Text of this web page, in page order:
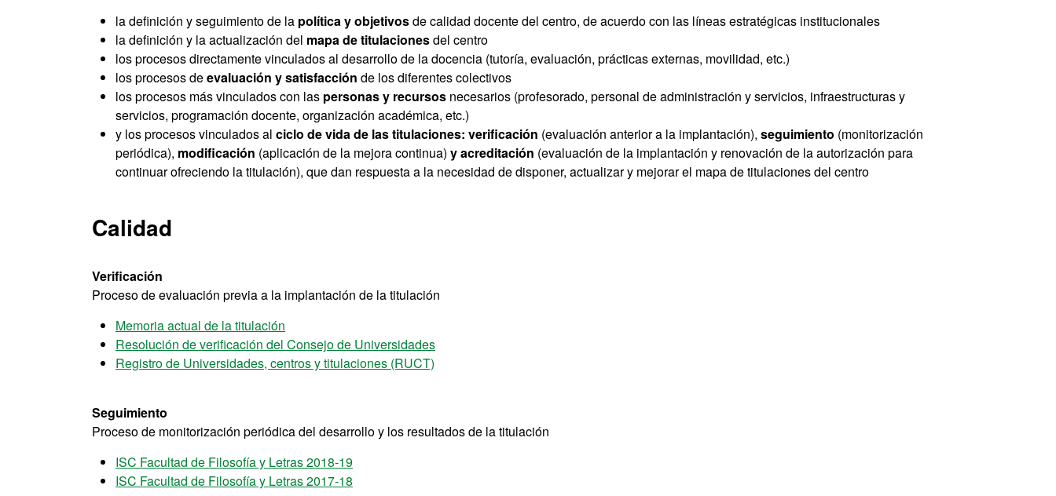
la definición y seguimiento de la política y objetivosde calidad docente del centro, de acuerdo con las líneas estratégicas institucionales
la definición y la actualización del mapa de titulacionesdel centro
los procesos directamente vinculados al desarrollo de la docencia (tutoría, evaluación, prácticas externas, movilidad, etc.)
los procesos deevaluación y satisfacción de los diferentes colectivos
los procesos más vinculados con las personas y recursos necesarios (profesorado, personal de administración y servicios, infraestructuras y
servicios, programación docente, organización académica, etc.)
y los procesos vinculados al ciclo de vida de las titulaciones: verificación (evaluación anterior a la implantación), seguimiento (monitorización
periódica), modificación (aplicación de la mejora continua) y acreditación (evaluación de la implantación y renovación de la autorización para
continuar ofreciendo la titulación), que dan respuesta a la necesidad de disponer, actualizar y mejorar el mapa de titulaciones del centro
Calidad
Verificación
Proceso de evaluación previa a la implantación de la titulación
Memoria actual de la titulación
Resolución de verificación del Consejo de Universidades
Registro de Universidades, centros y titulaciones (RUCT)
Seguimiento
Proceso de monitorización periódica del desarrollo y los resultados de la titulación
ISC Facultad de Filosofía y Letras 2018-19
ISC Facultad de Filosofía y Letras 2017-18